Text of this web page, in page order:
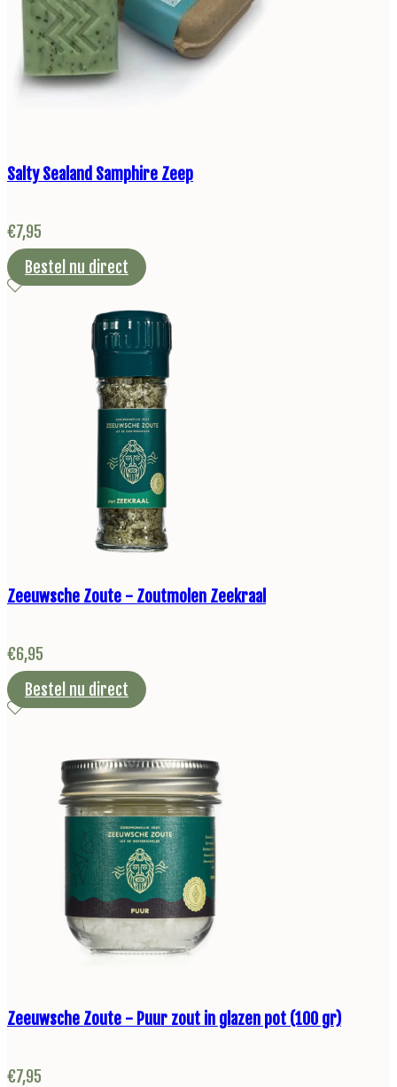
Salty Sealand Samphire Zeep
€7,95
Bestel nu direct
Zeeuwsche Zoute - Zoutmolen Zeekraal
€6,95
Bestel nu direct
Zeeuwsche Zoute - Puur zout in glazen pot (100 gr)
€7,95